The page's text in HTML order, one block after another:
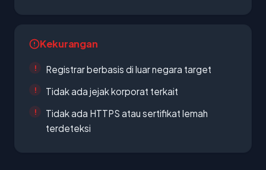
Kekurangan
Registrar berbasis di luar negara target
Tidak ada jejak korporat terkait
Tidak ada HTTPS atau sertifikat lemah
terdeteksi